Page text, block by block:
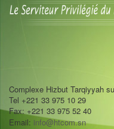
Complexe Hizbut Tarqiyyah
Tel +221 33 975 10 29
Fax: +221 33 975 52 40
Email: info@htcom.sn